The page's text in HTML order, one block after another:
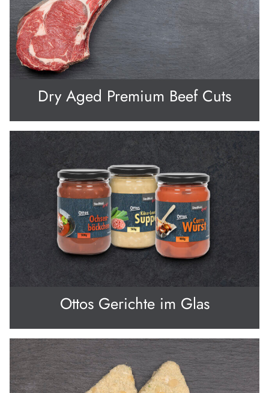
Dry Aged Premium Beef Cuts
Ottos Gerichte im Glas